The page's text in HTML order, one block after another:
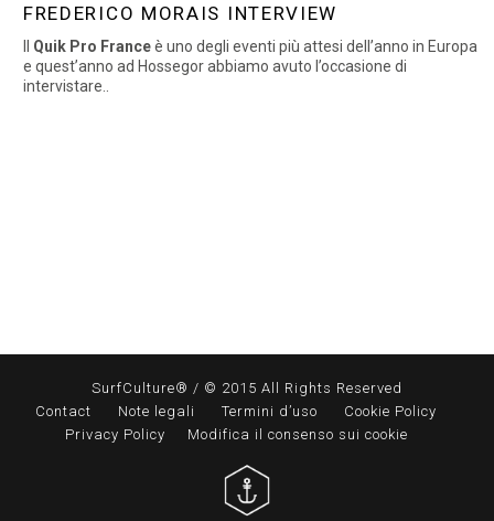
FREDERICO MORAIS INTERVIEW
Quik Pro Franceè uno degli eventi più attesi dell’anno in Europa
e quest’anno ad Hossegor abbiamo avuto l’occasione di
intervistare..
SurfCulture® / © 2015 All Rights Reserved
Contact
Note legali Termini d’uso
Cookie Policy
Privacy Policy
Modifica il consenso sui cookie